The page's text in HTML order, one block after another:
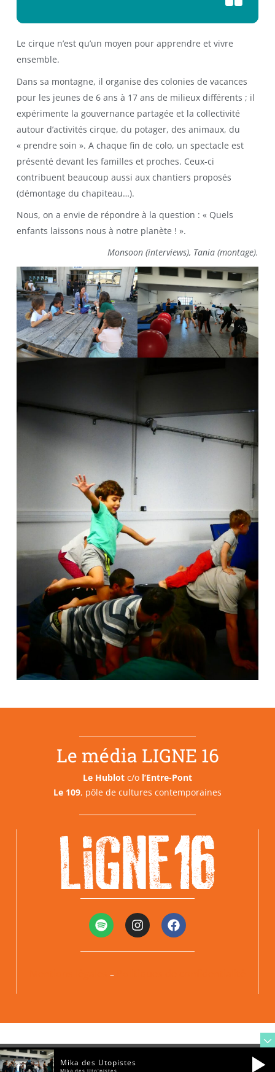
Le cirque n’est qu’un moyen pour apprendre et vivre
ensemble.
Dans sa montagne, il organise des colonies de vacances
pour les jeunes de 6 ans à 17 ans de milieux différents ; il
expérimente la gouvernance partagée et la collectivité
autour d’activités cirque, du potager, des animaux, du
« prendre soin ». A chaque fin de colo, un spectacle est
présenté devant les familles et proches. Ceux-ci
contribuent beaucoup aussi aux chantiers proposés
(démontage du chapiteau…).
Nous, on a envie de répondre à la question : « Quels
enfants laissons nous à notre planète ! ».
Monsoon (interviews), Tania (montage).
Le média LIGNE 16
Le Hublot c/o l’Entre-Pont
Le 109, pôle de cultures contemporaines
–
Mika des Utopistes
Mika des Uto'pistes